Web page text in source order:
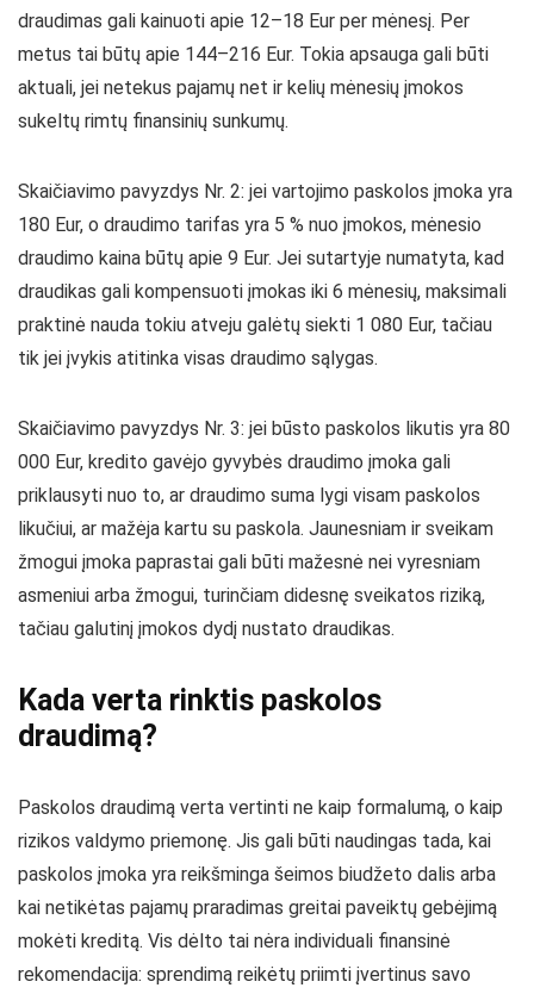
draudimas gali kainuoti apie 12–18 Eur per mėnesį. Per
metus tai būtų apie 144–216 Eur. Tokia apsauga gali būti
aktuali, jei netekus pajamų net ir kelių mėnesių įmokos
sukeltų rimtų finansinių sunkumų.
Skaičiavimo pavyzdys Nr. 2: jei vartojimo paskolos įmoka yra
180 Eur, o draudimo tarifas yra 5 % nuo įmokos, mėnesio
draudimo kaina būtų apie 9 Eur. Jei sutartyje numatyta, kad
draudikas gali kompensuoti įmokas iki 6 mėnesių, maksimali
praktinė nauda tokiu atveju galėtų siekti 1 080 Eur, tačiau
tik jei įvykis atitinka visas draudimo sąlygas.
Skaičiavimo pavyzdys Nr. 3: jei būsto paskolos likutis yra 80
000 Eur, kredito gavėjo gyvybės draudimo įmoka gali
priklausyti nuo to, ar draudimo suma lygi visam paskolos
likučiui, ar mažėja kartu su paskola. Jaunesniam ir sveikam
žmogui įmoka paprastai gali būti mažesnė nei vyresniam
asmeniui arba žmogui, turinčiam didesnę sveikatos riziką,
tačiau galutinį įmokos dydį nustato draudikas.
Kada verta rinktis paskolos
draudimą?
Paskolos draudimą verta vertinti ne kaip formalumą, o kaip
rizikos valdymo priemonę. Jis gali būti naudingas tada, kai
paskolos įmoka yra reikšminga šeimos biudžeto dalis arba
kai netikėtas pajamų praradimas greitai paveiktų gebėjimą
mokėti kreditą. Vis dėlto tai nėra individuali finansinė
rekomendacija: sprendimą reikėtų priimti įvertinus savo